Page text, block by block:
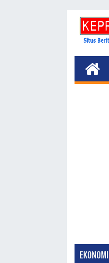
EKONOMI